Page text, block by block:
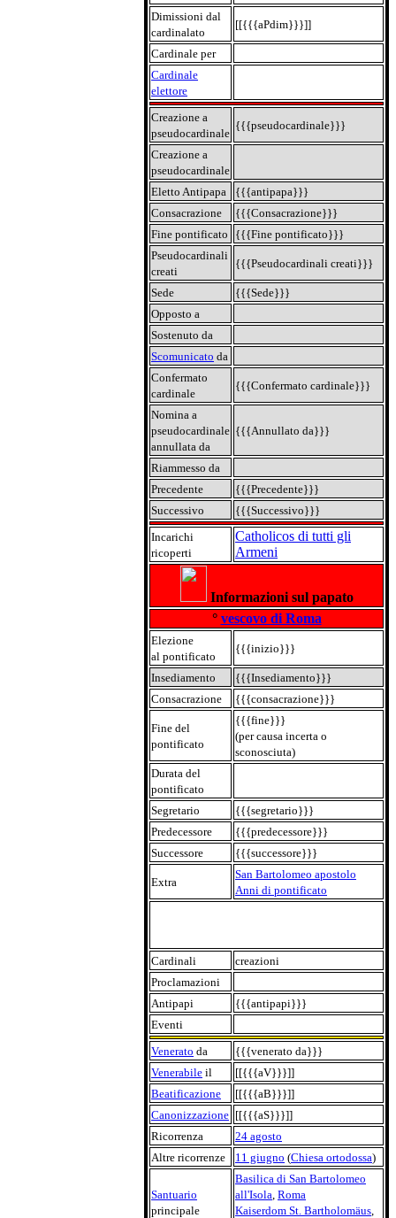
Dimissioni dal
cardinalato
[[{{{aPdim}}}]]
Cardinale per
Cardinale
elettore
Creazione a
pseudocardinale
{{{pseudocardinale}}}
Creazione a
pseudocardinale
Eletto Antipapa
{{{antipapa}}}
Consacrazione
{{{Consacrazione}}}
Fine pontificato
{{{Fine pontificato}}}
Pseudocardinali
creati
{{{Pseudocardinali creati}}}
Sede
{{{Sede}}}
Opposto a
Sostenuto da
Scomunicato da
Confermato
cardinale
{{{Confermato cardinale}}}
Nomina a
pseudocardinale
annullata da
{{{Annullato da}}}
Riammesso da
Precedente
{{{Precedente}}}
Successivo
{{{Successivo}}}
Incarichi
ricoperti
Catholicos di tutti gli
Armeni
Informazioni sul papato
° vescovo di Roma
Elezione
al pontificato
{{{inizio}}}
Insediamento
{{{Insediamento}}}
Consacrazione
{{{consacrazione}}}
Fine del
pontificato
{{{fine}}}
(per causa incerta o
sconosciuta)
Durata del
pontificato
Segretario
{{{segretario}}}
Predecessore
{{{predecessore}}}
Successore
{{{successore}}}
Extra
San Bartolomeo apostolo
Anni di pontificato
Cardinali
creazioni
Proclamazioni
Antipapi
{{{antipapi}}}
Eventi
Venerato da
{{{venerato da}}}
Venerabile il
[[{{{aV}}}]]
Beatificazione
[[{{{aB}}}]]
Canonizzazione [[{{{aS}}}]]
Ricorrenza
24 agosto
Altre ricorrenze
11 giugno (Chiesa ortodossa)
Santuario
principale
Basilica di San Bartolomeo
all'Isola Roma
Kaiserdom St. Bartholomäus